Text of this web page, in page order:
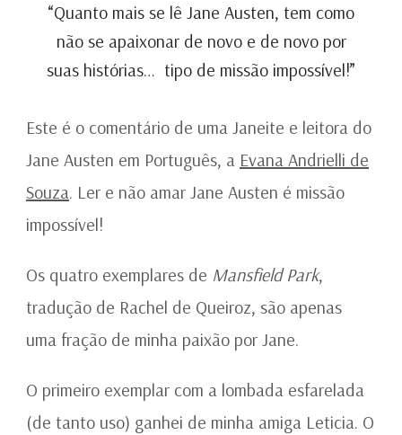
“Quanto mais se lê Jane Austen, tem como
não se apaixonar de novo e de novo por
suas histórias… tipo de missão impossível!”
Este é o comentário de uma Janeite e leitora do
Jane Austen em Português, a Evana Andrielli de
Souza. Ler e não amar Jane Austen é missão
impossível!
Os quatro exemplares de Mansfield Park,
tradução de Rachel de Queiroz, são apenas
uma fração de minha paixão por Jane.
O primeiro exemplar com a lombada esfarelada
(de tanto uso) ganhei de minha amiga Leticia. O